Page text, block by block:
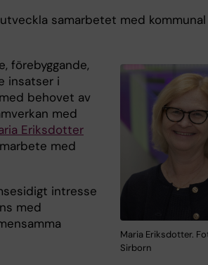
samarbetet med kommunal
Maria Eriksdotter.
Sirborn
förebyggande,
insatser i
behovet av
med
Eriksdotter
med
intresse
med